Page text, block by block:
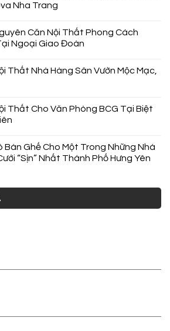
Nha Trang
Căn Nội Thất Phong Cách
Ngoại Giao Đoàn
Thất Nhà Hàng Sân Vườn Mộc Mạc,
Thất Cho Văn Phòng BCG Tại Biệt
Bàn Ghế Cho Một Trong Những Nhà
“Sịn” Nhất Thành Phố Hưng Yên